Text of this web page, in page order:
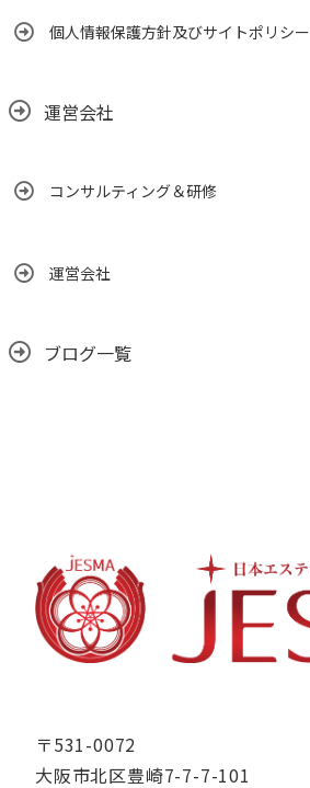
個人情報保護方針及びサイトポリシー
運営会社
コンサルティング＆研修
運営会社
ブログ一覧
〒531-0072
大阪市北区豊崎7-7-7-101